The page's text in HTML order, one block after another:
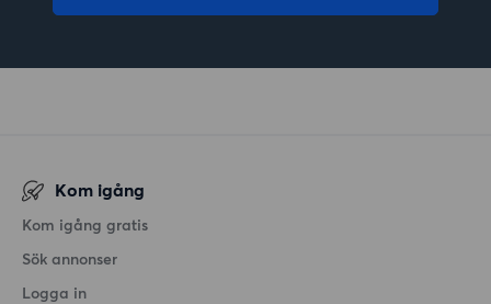
Kom igång
Kom igång gratis
Sök annonser
Logga in